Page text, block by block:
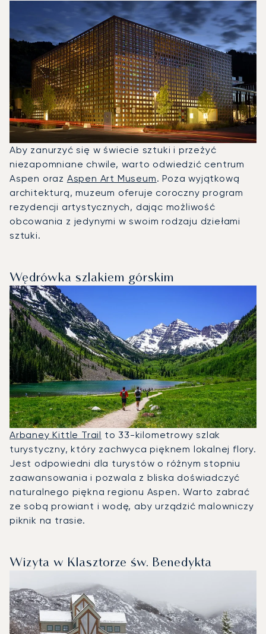
Aby zanurzyć się w świecie sztuki i przeżyć
niezapomniane chwile, warto odwiedzić centrum
Aspen oraz Aspen Art Museum. Poza wyjątkową
architekturą, muzeum oferuje coroczny program
rezydencji artystycznych, dając możliwość
obcowania z jedynymi w swoim rodzaju dziełami
sztuki.
Wędrówka szlakiem górskim
Arbaney Kittle Trail to 33-kilometrowy szlak
turystyczny, który zachwyca pięknem lokalnej flory.
Jest odpowiedni dla turystów o różnym stopniu
zaawansowania i pozwala z bliska doświadczyć
naturalnego piękna regionu Aspen. Warto zabrać
ze sobą prowiant i wodę, aby urządzić malowniczy
piknik na trasie.
Wizyta w Klasztorze św. Benedykta